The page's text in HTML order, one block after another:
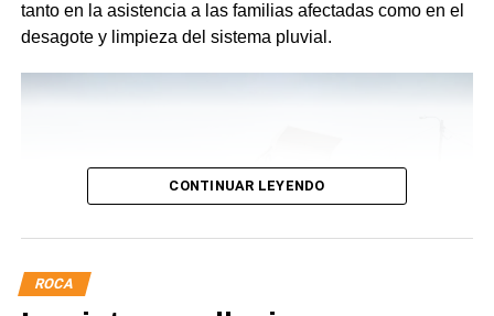
tanto en la asistencia a las familias afectadas como en el
desagote y limpieza del sistema pluvial.
CONTINUAR LEYENDO
ROCA